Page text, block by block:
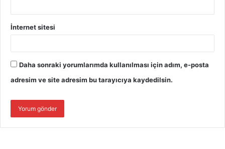
İnternet sitesi
Daha sonraki yorumlarımda kullanılması için adım, e-posta
adresim ve site adresim bu tarayıcıya kaydedilsin.